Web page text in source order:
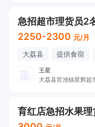
急招超市理货员2
2250-2300 元/月
大荔县 提供食宿
王星
大荔县官池镇星辉超
育红店急招水果理